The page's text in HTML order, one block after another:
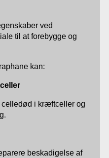
ved
til at forebygge og
kan:
i kræftceller og
beskadigelse af